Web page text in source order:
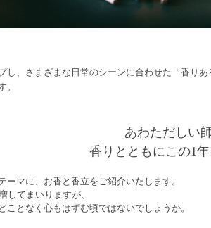
し、さまざまな日常のシーンに合わせた「香り
。
あわただしい
香りとともにこの1
マに、お香と香立をご紹介いたします。
してまいりますが、
となく心もはずむ頃ではないでしょうか。